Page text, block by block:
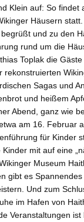
Klein auf: So findet
Häusern
und zu den
rund um die
Toplak die
rekonstruierten
Sagas und
und heißem
Abend, ganz wie
am 16. Februar
für Kinder
mit auf eine
Museum
gibt es
Und zum
im Hafen von
Veranstaltungen